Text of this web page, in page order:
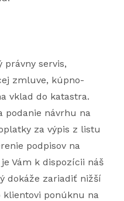
právny servis,
zmluve, kúpno-
vklad do katastra.
podanie návrhu na
za výpis z listu
podpisov na
Vám k dispozícii náš
dokáže zariadiť nižší
klientovi ponúknu na